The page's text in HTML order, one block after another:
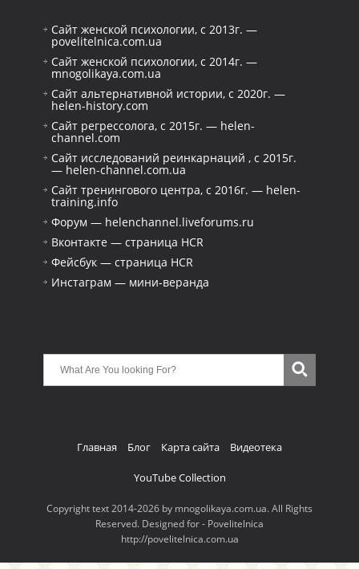
Сайт женской психологии, с 2013г. —
povelitelnica.com.ua
Сайт женской психологии, с 2014г. —
mnogolikaya.com.ua
Сайт альтернативной истории, с 2020г. —
helen-history.com
Сайт регрессолога, с 2015г. — helen-
channel.com
Сайт исследований реинкарнаций , с 2015г.
— helen-channel.com.ua
Сайт тренингового центра, с 2016г. — helen-
training.info
Форум — helenchannel.liveforums.ru
Вконтакте — страница HCR
Фейсбук — страница HCR
Инстаграм — мини-веранда
Главная Блог Карта сайта Видеотека
YouTube Collection
Copyright text 2014-2026 by mnogolikaya.com.ua. All Rights
Reserved. Designed for - Povelitelnica
http://povelitelnica.com.ua